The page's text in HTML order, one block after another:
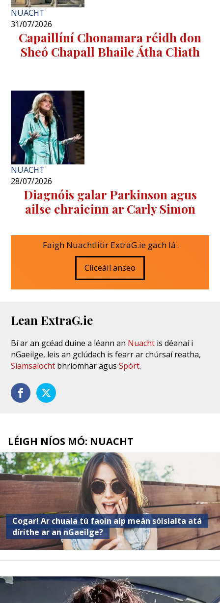
NUACHT
31/07/2026
Capaillíní Chonamara réidh don
Sheó Chapall Bhaile Átha Cliath
NUACHT
28/07/2026
Diagnóis galar Parkinson agus
ailse chraicinn ar Carly Simon
Faigh Nuachtlitir ExtraG.ie gach lá.
Cliceáil anseo
Lean ExtraG.ie
Bí ar an gcéad duine a léann an Nuacht is déanaí i
nGaeilge, leis an gclúdach is fearr ar chúrsaí reatha,
Siamsaíocht bhríomhar agusSpórt.
LÉIGH NÍOS MÓ: NUACHT
Cogar! Ar chuala tú faoin aip meán sóisialta atá
dírithe ar an nGaeilge?